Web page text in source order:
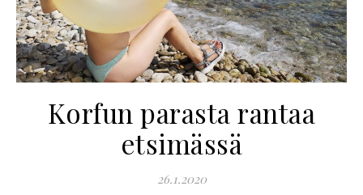
Korfun parasta rantaa
etsimässä
26.1.2020